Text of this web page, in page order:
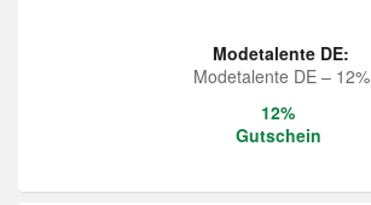
Modetalente DE:
Modetalente DE – 12%
12%
Gutschein